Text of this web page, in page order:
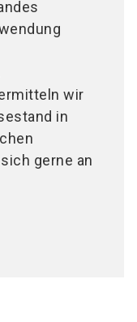
wir
in
gerne an